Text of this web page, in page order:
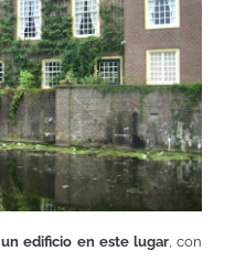
edificio en este lugar, con